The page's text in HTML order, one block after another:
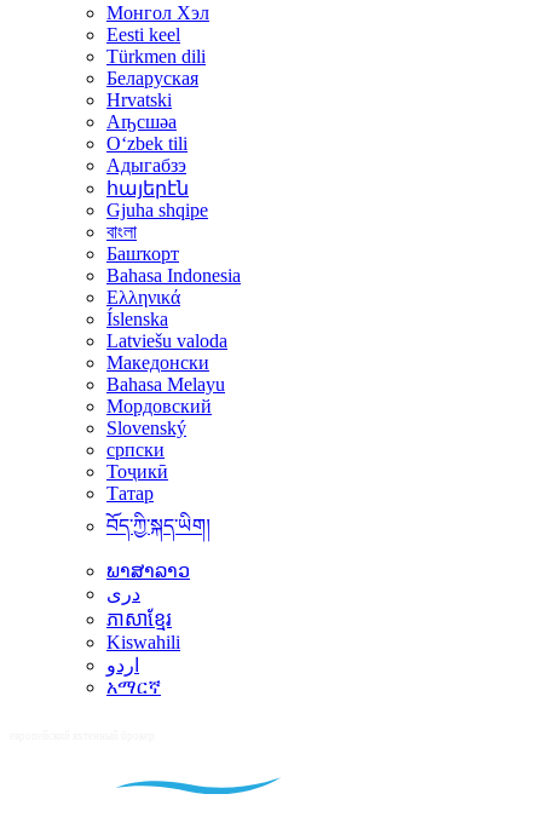
Монгол Хэл
Eesti keel
Türkmen dili
Беларуская
Hrvatski
Аҧсшәа
Oʻzbek tili
Адыгабзэ
հայերէն
Gjuha shqipe
বাংলা
Башҡорт
Bahasa Indonesia
Ελληνικά
Íslenska
Latviešu valoda
Македонски
Bahasa Melayu
Мордовский
Slovenský
српски
Тоҷикӣ
Татар
བོད་ཀྱི་སྐད་ཡིག།
ພາສາລາວ
دری
ភាសាខ្មែរ
Kiswahili
اردو
አማርኛ